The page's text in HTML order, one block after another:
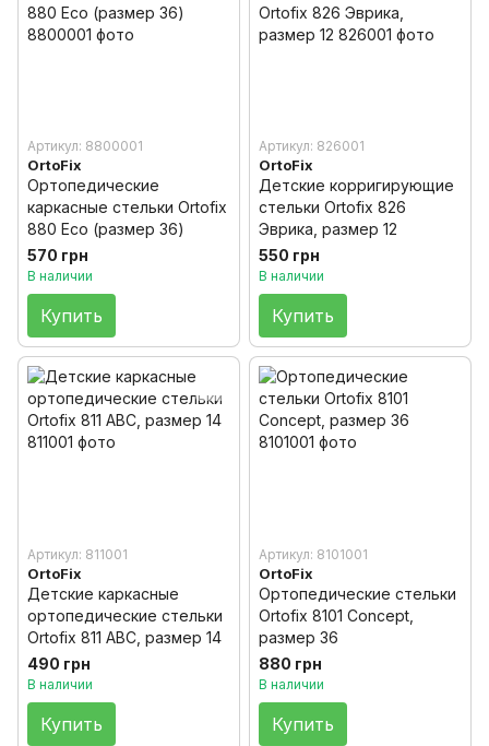
Артикул: 8800001
OrtoFix
Ортопедические
каркасные стельки Ortofix
880 Eco (размер 36)
570 грн
В наличии
Купить
Артикул: 826001
OrtoFix
Детские корригирующие
стельки Ortofix 826
Эврика, размер 12
550 грн
В наличии
Купить
Артикул: 811001
OrtoFix
Детские каркасные
ортопедические стельки
Ortofix 811 АВС, размер 14
490 грн
В наличии
Купить
Артикул: 8101001
OrtoFix
Ортопедические стельки
Ortofix 8101 Concept,
размер 36
880 грн
В наличии
Купить